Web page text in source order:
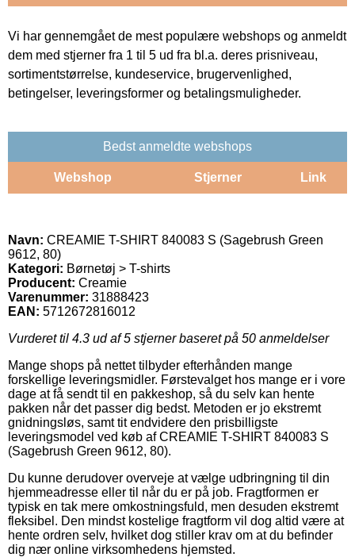
Vi har gennemgået de mest populære webshops og anmeldt
dem med stjerner fra 1 til 5 ud fra bl.a. deres prisniveau,
sortimentstørrelse, kundeservice, brugervenlighed,
betingelser, leveringsformer og betalingsmuligheder.
Bedst anmeldte webshops
Webshop Stjerner Link
Navn: CREAMIE T-SHIRT 840083 S (Sagebrush Green
9612, 80)
Kategori: Børnetøj > T-shirts
Producent: Creamie
Varenummer: 31888423
EAN: 5712672816012
Vurderet til 4.3 ud af 5 stjerner baseret på 50 anmeldelser
Mange shops på nettet tilbyder efterhånden mange
forskellige leveringsmidler. Førstevalget hos mange er i vore
dage at få sendt til en pakkeshop, så du selv kan hente
pakken når det passer dig bedst. Metoden er jo ekstremt
gnidningsløs, samt tit endvidere den prisbilligste
leveringsmodel ved køb af CREAMIE T-SHIRT 840083 S
(Sagebrush Green 9612, 80).
Du kunne derudover overveje at vælge udbringning til din
hjemmeadresse eller til når du er på job. Fragtformen er
typisk en tak mere omkostningsfuld, men desuden ekstremt
fleksibel. Den mindst kostelige fragtform vil dog altid være at
hente ordren selv, hvilket dog stiller krav om at du befinder
dig nær online virksomhedens hjemsted.